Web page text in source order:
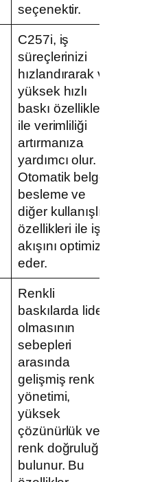
seçenektir.
C257i, iş
süreçlerinizi
hızlandırarak ve
yüksek hızlı
baskı özellikleri
ile verimliliği
artırmanıza
yardımcı olur.
Otomatik belge
besleme ve
diğer kullanışlı
özellikleri ile iş
akışını optimize
eder.
Renkli
baskılarda lider
olmasının
sebepleri
arasında
gelişmiş renk
yönetimi,
yüksek
çözünürlük ve
renk doğruluğu
bulunur. Bu